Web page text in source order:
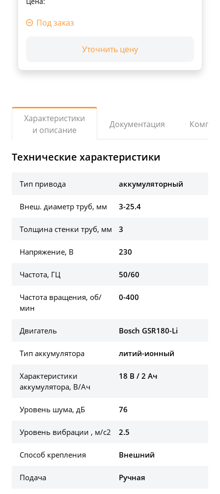
Под заказ
Уточнить цену
Характеристики
и описание
Документация
Технические характеристики
Тип привода аккумуляторный
Внеш. диаметр труб, мм 3-25.4
Толщина стенки труб, мм 3
Напряжение, В 230
Частота, ГЦ 50/60
Частота вращения, об/
мин
0-400
Двигатель Bosch GSR180-Li
Тип аккумулятора литий-ионный
Характеристики
аккумулятора, В/Ач
18 В / 2 Ач
Уровень шума, дБ 76
Уровень вибрации , м/с2 2.5
Способ крепления Внешний
Подача Ручная